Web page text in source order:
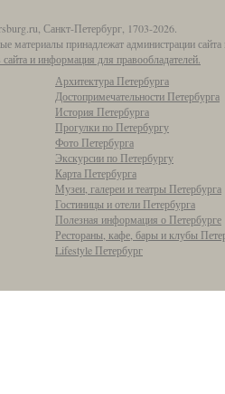
Санкт-Петербург, 1703-2026.
материалы принадлежат администрации
и информация для правообладателей.
Архитектура Петербурга
Достопримечательности Петербурга
История Петербурга
Прогулки по Петербургу
Фото Петербурга
Экскурсии по Петербургу
Карта Петербурга
Музеи, галереи и театры Петербурга
Гостиницы и отели Петербурга
Полезная информация о Петербурге
Рестораны, кафе, бары и клубы
Lifestyle Петербург